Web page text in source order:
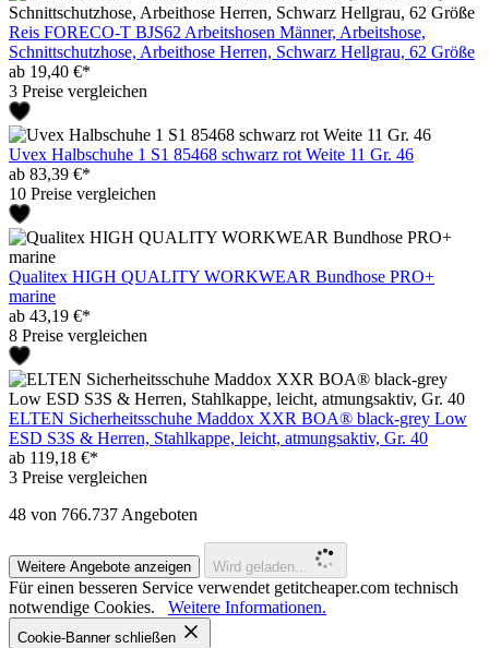
Reis FORECO-T BJS62 Arbeitshosen Männer, Arbeitshose,
Schnittschutzhose, Arbeithose Herren, Schwarz Hellgrau, 62 Größe
ab 19,40 €*
3 Preise vergleichen
Uvex Halbschuhe 1 S1 85468 schwarz rot Weite 11 Gr. 46
ab 83,39 €*
10 Preise vergleichen
Qualitex HIGH QUALITY WORKWEAR Bundhose PRO+
marine
ab 43,19 €*
8 Preise vergleichen
ELTEN Sicherheitsschuhe Maddox XXR BOA® black-grey Low
ESD S3S & Herren, Stahlkappe, leicht, atmungsaktiv, Gr. 40
ab 119,18 €*
3 Preise vergleichen
48 von 766.737 Angeboten
Weitere Angebote anzeigen Wird geladen...
Für einen besseren Service verwendet getitcheaper.com technisch
notwendige Cookies.
Weitere Informationen.
Cookie-Banner schließen